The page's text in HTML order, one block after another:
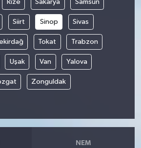
Rize Sakarya Samsun
Siirt Sinop Sivas
Tokat Trabzon
Uşak Van Yalova
Zonguldak
NEM